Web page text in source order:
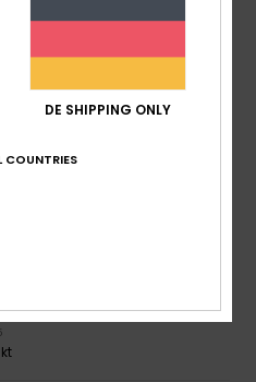
Verhältnis
/5
Verhältnis: 5/5 Größe: Zu
DE SHIPPING ONLY
COUNTRIES